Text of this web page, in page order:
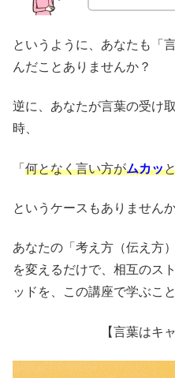
というように、あなたも「
んだことありませんか？
逆に、あなたが言葉の受け
時、
「 何となく言い方がムカッ
というケースもありません
あなたの「考え方（伝え方
を変えるだけで、相互のス
ッドを、この講座で学ぶこ
【言葉はキ